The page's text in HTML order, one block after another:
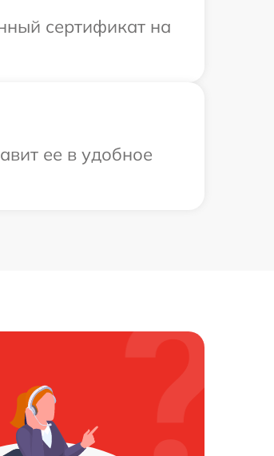
сертификат на
ее в удобное